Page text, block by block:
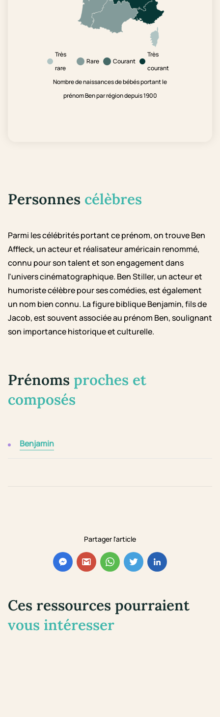
Partager l'article
Très
rare
Rare Courant
Très
courant
Nombre de naissances de bébés portant le
prénom Ben par région depuis 1900
Personnes célèbres
Parmi les célébrités portant ce prénom, on trouve Ben
Affleck, un acteur et réalisateur américain renommé,
connu pour son talent et son engagement dans
l'univers cinématographique. Ben Stiller, un acteur et
humoriste célèbre pour ses comédies, est également
un nom bien connu. La figure biblique Benjamin, fils de
Jacob, est souvent associée au prénom Ben, soulignant
son importance historique et culturelle.
Prénoms proches et
composés
Benjamin
Ces ressources pourraient
vous intéresser